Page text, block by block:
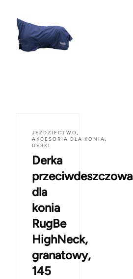
JEŹDZIECTWO,
AKCESORIA DLA KONIA,
DERKI
Derka
przeciwdeszczowa
dla
konia
RugBe
HighNeck,
granatowy,
145